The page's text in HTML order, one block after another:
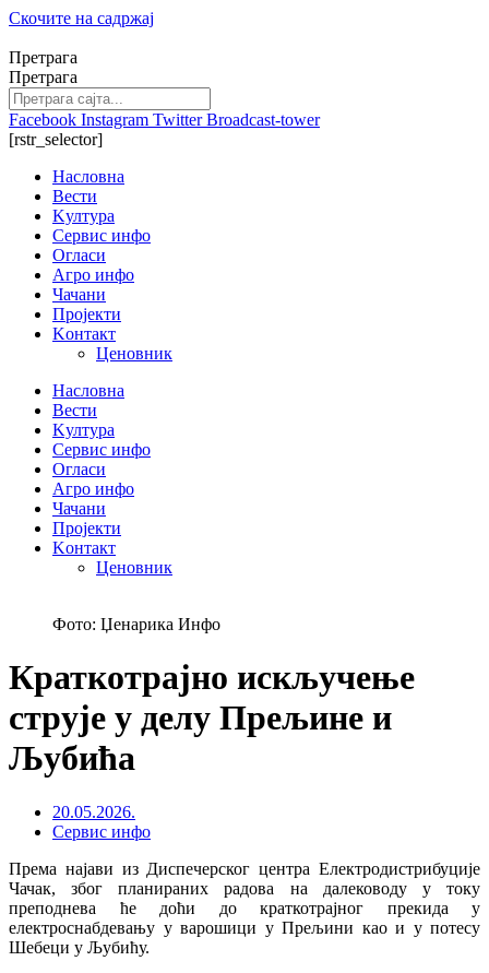
Скочите на садржај
Претрага
Претрага
Facebook Instagram Twitter Broadcast-tower
[rstr_selector]
Насловна
Вести
Kултура
Сервис инфо
Огласи
Агро инфо
Чачани
Пројекти
Kонтакт
Ценовник
Насловна
Вести
Kултура
Сервис инфо
Огласи
Агро инфо
Чачани
Пројекти
Kонтакт
Ценовник
Фото: Џенарика Инфо
Краткотрајно искључење
струје у делу Прељине и
Љубића
20.05.2026.
Сервис инфо
Према најави из Диспечерског центра Електродистрибуције
Чачак, због планираних радова на далеководу у току
преподнева ће доћи до краткотрајног прекида у
електроснабдевању у варошици у Прељини као и у потесу
Шебеци у Љубићу.